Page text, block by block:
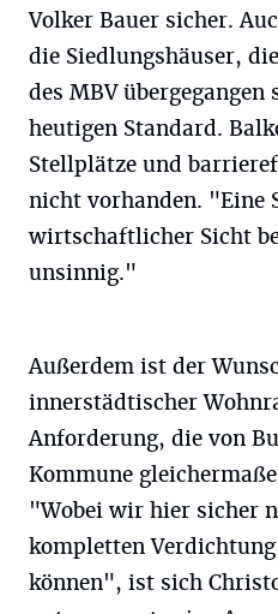
Volker Bauer sicher.
die Siedlungshäuser,
des MBV
heutigen Standard.
Stellplätze und
nicht vorhanden. "Eine
wirtschaftlicher Sicht
unsinnig."
Außerdem ist der
innerstädtischer
Anforderung, die von
Kommune
"Wobei wir hier sicher
kompletten
können", ist sich